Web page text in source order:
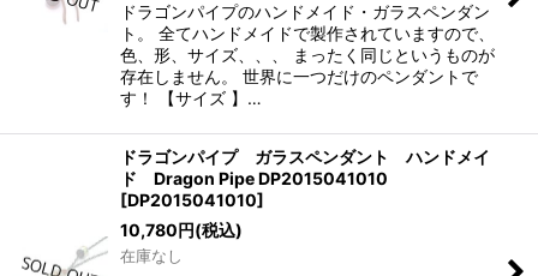
ドラゴンパイプのハンドメイド・ガラスペンダン
ト。 全てハンドメイドで製作されていますので、
色、形、サイズ、、、 まったく同じというものが
存在しません。 世界に一つだけのペンダントで
す！ 【サイズ 】…
ドラゴンパイプ ガラスペンダント ハンドメイ
ド Dragon Pipe DP2015041010
[DP2015041010]
10,780円(税込)
在庫なし